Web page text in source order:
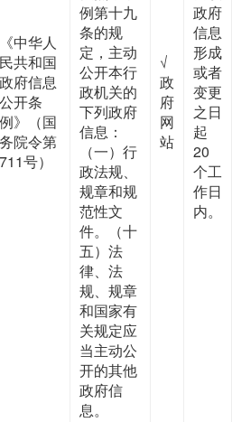
《中华人
民共和国
政府信息
公开条
例》（国
务院令第
711号）
例第十九
条的规
定，主动
公开本行
政机关的
下列政府
信息：
（一）行
政法规、
规章和规
范性文
件。（十
五）法
律、法
规、规章
和国家有
关规定应
当主动公
开的其他
政府信
息。
√
政
府
网
站
政府
信息
形成
或者
变更
之日
起
20
个工
作日
内。